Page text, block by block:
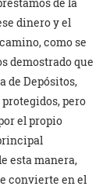
dinero y el
como se
demostrado que
de Depósitos,
protegidos, pero
el propio
esta manera,
convierte en el